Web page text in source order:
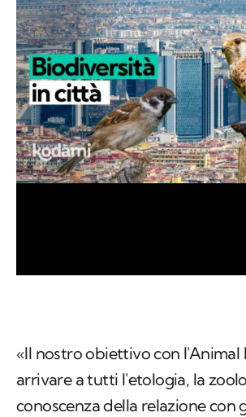
«Il nostro obiettivo con l'Animal
arrivare a tutti l'etologia, la
conoscenza della relazione con